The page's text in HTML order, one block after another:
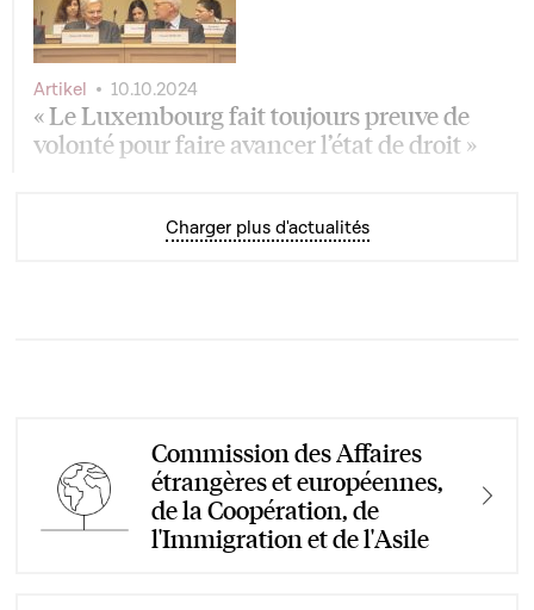
« Le Luxembourg fait toujours preuve de
volonté pour faire avancer l’état de droit »
Artikel 10.10.2024
Charger plus d'actualités
Commission des Affaires
étrangères et européennes,
de la Coopération, de
l'Immigration et de l'Asile